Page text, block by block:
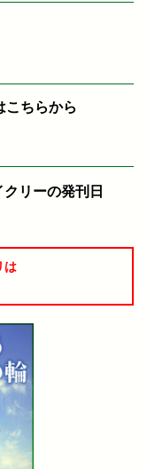
こちらから
リーの発刊日
は